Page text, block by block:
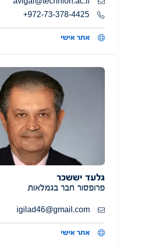
אתר אישי
גלעד יששכר
פרופסור חבר בגמלאות
אתר אישי